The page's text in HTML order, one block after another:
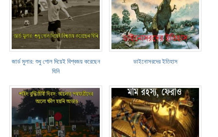
জার্ড মুলার: শুধু গোল দিয়েই বিশ্বজয় করেছেন
যিনি
ডাইনোসরদের ইতিহাস